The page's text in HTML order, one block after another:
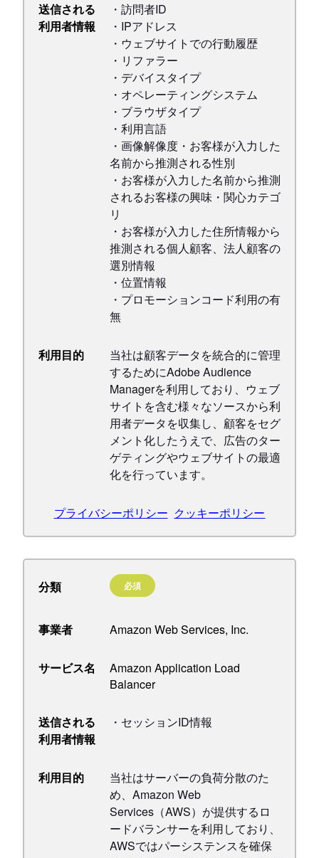
送信される
利用者情報
・訪問者ID
・IPアドレス
・ウェブサイトでの行動履歴
・リファラー
・デバイスタイプ
・オペレーティングシステム
・ブラウザタイプ
・利用言語
・画像解像度・お客様が入力した
名前から推測される性別
・お客様が入力した名前から推測
されるお客様の興味・関心カテゴ
リ
・お客様が入力した住所情報から
推測される個人顧客、法人顧客の
選別情報
・位置情報
・プロモーションコード利用の有
無
利用目的
当社は顧客データを統合的に管理
するためにAdobe Audience
Managerを利用しており、ウェブ
サイトを含む様々なソースから利
用者データを収集し、顧客をセグ
メント化したうえで、広告のター
ゲティングやウェブサイトの最適
化を行っています。
プライバシーポリシー クッキーポリシー
分類 必須
事業者 Amazon Web Services, Inc.
サービス名
Amazon Application Load
Balancer
送信される
利用者情報
・セッションID情報
利用目的
当社はサーバーの負荷分散のた
め、Amazon Web
Services（AWS）が提供するロ
ードバランサーを利用しており、
AWSではパーシステンスを確保